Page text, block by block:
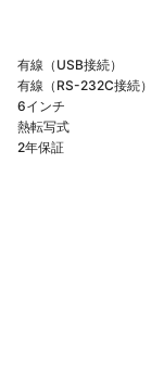
有線（USB接続）
有線（RS-232C接続）
6インチ
熱転写式
2年保証